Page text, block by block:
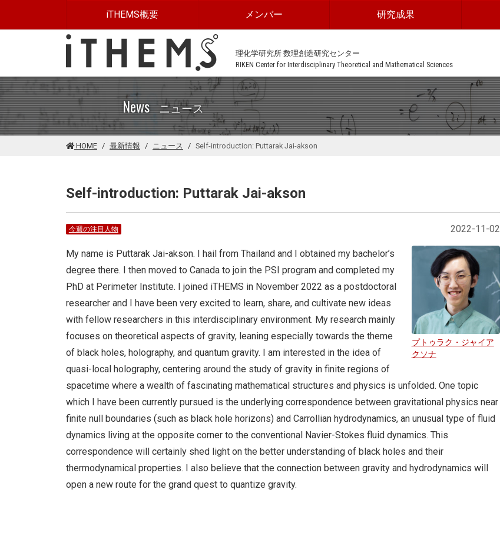
iTHEMS概要 メンバー 研究成果
理化学研究所 数理創造研究センター
RIKEN Center for Interdisciplinary Theoretical and Mathematical Sciences
News ニュース
HOME 最新情報 ニュース Self-introduction: Puttarak Jai-akson
Self-introduction: Puttarak Jai-akson
2022-11-02
今週の注目人物
プトゥラク・ジャイア
クソナ
My name is Puttarak Jai-akson. I hail from Thailand and I obtained my bachelor’s
degree there. I then moved to Canada to join the PSI program and completed my
PhD at Perimeter Institute. I joined iTHEMS in November 2022 as a postdoctoral
researcher and I have been very excited to learn, share, and cultivate new ideas
with fellow researchers in this interdisciplinary environment. My research mainly
focuses on theoretical aspects of gravity, leaning especially towards the theme
of black holes, holography, and quantum gravity. I am interested in the idea of
quasi-local holography, centering around the study of gravity in finite regions of
spacetime where a wealth of fascinating mathematical structures and physics is unfolded. One topic
which I have been currently pursued is the underlying correspondence between gravitational physics near
finite null boundaries (such as black hole horizons) and Carrollian hydrodynamics, an unusual type of fluid
dynamics living at the opposite corner to the conventional Navier-Stokes fluid dynamics. This
correspondence will certainly shed light on the better understanding of black holes and their
thermodynamical properties. I also believe that the connection between gravity and hydrodynamics will
open a new route for the grand quest to quantize gravity.